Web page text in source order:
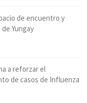
de encuentro y
Yungay
a reforzar el
de casos de Influenza